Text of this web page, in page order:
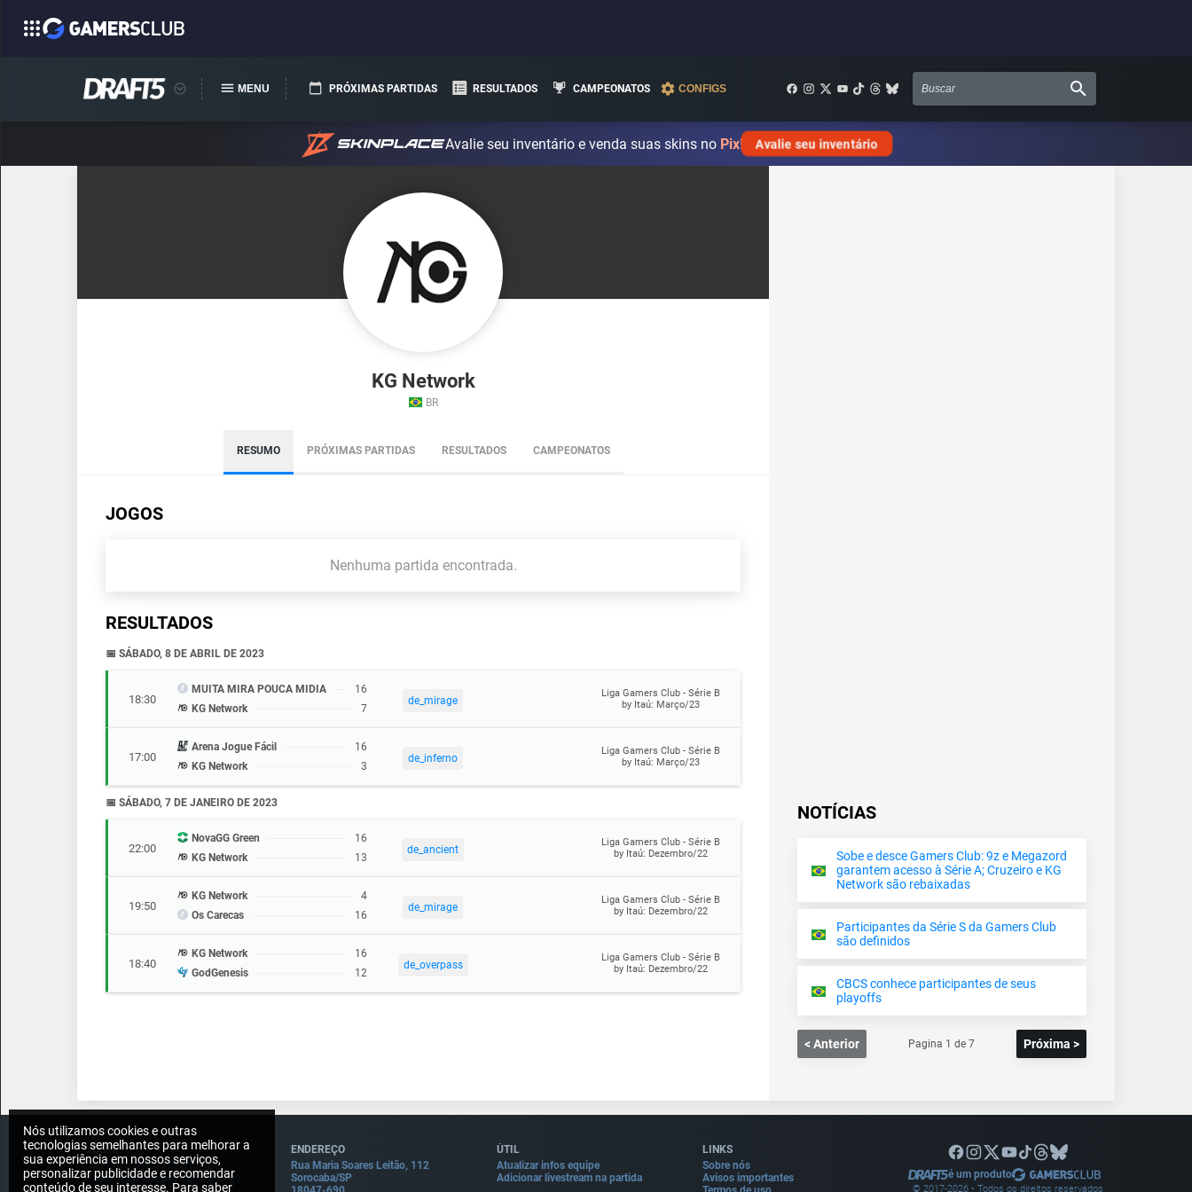
MENU PRÓXIMAS PARTIDAS RESULTADOS CAMPEONATOS CONFIGS
Avalie seu inventário e venda suas skins no Pix! Avalie seu inventário
Nós utilizamos cookies e outras
tecnologias semelhantes para melhorar a
sua experiência em nossos serviços,
personalizar publicidade e recomendar
conteúdo de seu interesse. Para saber
KG Network
BR
RESUMO PRÓXIMAS PARTIDAS RESULTADOS CAMPEONATOS
JOGOS
Nenhuma partida encontrada.
RESULTADOS
📅 SÁBADO, 8 DE ABRIL DE 2023
18:30
MUITA MIRA POUCA MIDIA
16
KG Network
7
de_mirage
Liga Gamers Club - Série B
by Itaú: Março/23
17:00
Arena Jogue Fácil
16
KG Network
3
de_inferno
Liga Gamers Club - Série B
by Itaú: Março/23
📅 SÁBADO, 7 DE JANEIRO DE 2023
22:00
NovaGG Green
16
KG Network
13
de_ancient
Liga Gamers Club - Série B
by Itaú: Dezembro/22
19:50
KG Network
4
Os Carecas
16
de_mirage
Liga Gamers Club - Série B
by Itaú: Dezembro/22
18:40
KG Network
16
GodGenesis
12
de_overpass
Liga Gamers Club - Série B
by Itaú: Dezembro/22
NOTÍCIAS
Sobe e desce Gamers Club: 9z e Megazord
garantem acesso à Série A; Cruzeiro e KG
Network são rebaixadas
Participantes da Série S da Gamers Club
são definidos
CBCS conhece participantes de seus
playoffs
< Anterior Pagina 1 de 7 Próxima >
CONTATO
Imprensa: press@draft5.gg
Pauta: sugestaopauta@draft5.gg
ENDEREÇO
Rua Maria Soares Leitão, 112
Sorocaba/SP
ÚTIL
Atualizar infos equipe
Adicionar livestream na partida
LINKS
Sobre nós
Avisos importantes
é um produto
© 2017-2026• Todos os direitos reservados